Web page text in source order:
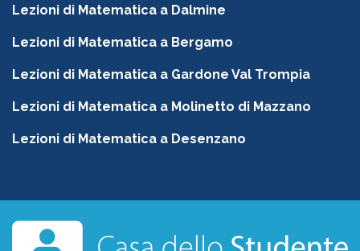
Lezioni di Matematica a Dalmine
Lezioni di Matematica a Bergamo
Lezioni di Matematica a Gardone Val Trompia
Lezioni di Matematica a Molinetto di Mazzano
Lezioni di Matematica a Desenzano